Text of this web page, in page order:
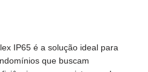
IP65 é a solução ideal para
que buscam